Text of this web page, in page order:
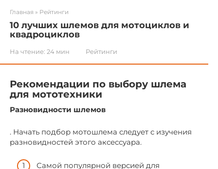
Главная » Рейтинги
10 лучших шлемов для мотоциклов и
квадроциклов
На чтение: 24 мин Рейтинги
Рекомендации по выбору шлема
для мототехники
Разновидности шлемов
. Начать подбор мотошлема следует с изучения
разновидностей этого аксессуара.
Самой популярной версией для